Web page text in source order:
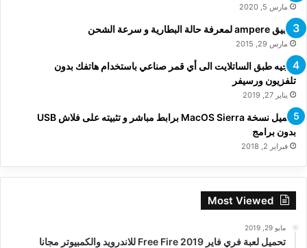
مارس 5, 2020
تطبيق ampere لمعرفة حالة البطارية و سرعة الشحن
مارس 29, 2015
توجيه طبق الساتلايت الى أي قمر صناعي باستخدام هاتفك بدون
تلفزيون ورسيفر
يناير 27, 2019
تحميل نسخة MacOS Sierra برابط مباشر و تثبيته على فلاش USB
بدون برامج
فبراير 2, 2018
Most Viewed
مايو 29, 2019
تحميل لعبة فري فاير Free Fire 2019 للاندرويد والكمبيوتر مجانا